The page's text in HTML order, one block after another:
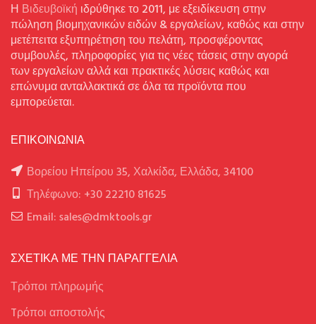
Η Βιδευβοϊκή ιδρύθηκε το 2011, με εξειδίκευση στην
πώληση βιομηχανικών ειδών & εργαλείων, καθώς και στην
μετέπειτα εξυπηρέτηση του πελάτη, προσφέροντας
συμβουλές, πληροφορίες για τις νέες τάσεις στην αγορά
των εργαλείων αλλά και πρακτικές λύσεις καθώς και
επώνυμα ανταλλακτικά σε όλα τα προϊόντα που
εμπορεύεται.
ΕΠΙΚΟΙΝΩΝΙΑ
Βορείου Ηπείρου 35, Χαλκίδα, Ελλάδα, 34100
Τηλέφωνο: +30 22210 81625
Email: sales@dmktools.gr
ΣΧΕΤΙΚΑ ΜΕ ΤΗΝ ΠΑΡΑΓΓΕΛΙΑ
Τρόποι πληρωμής
Tρόποι αποστολής